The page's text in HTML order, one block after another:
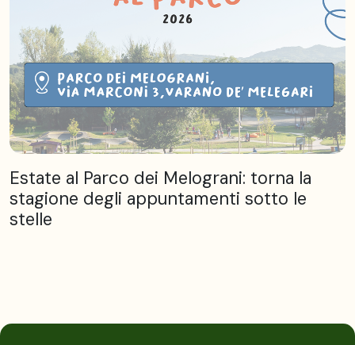
Estate al Parco dei Melograni: torna la
stagione degli appuntamenti sotto le
stelle